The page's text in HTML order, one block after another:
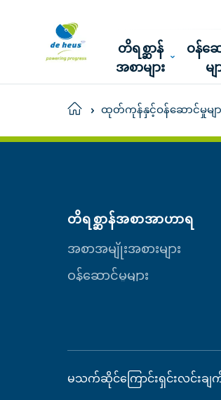
တိရစ္ဆာန်
အစာများ
ဝန်ဆ
မျ
Home ထုတ်ကုန်နှင့်ဝန်ဆောင်မှုမျာ
တိရစ္ဆာန်အစာအာဟာရ
အစာအမျိုးအစားများ
ဝန်ဆောင်မှုများ
မသက်ဆိုင်ကြောင်းရှင်းလင်းချ